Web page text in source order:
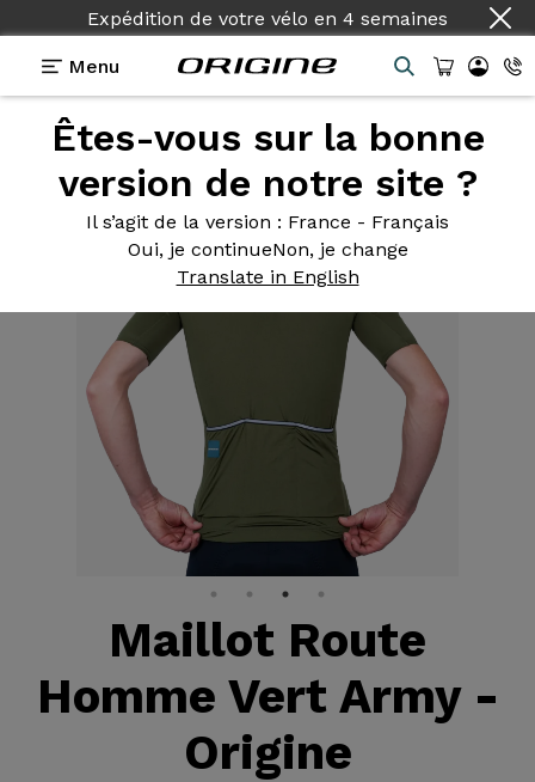
Expédition de votre vélo en 4 semaines
Menu
Êtes-vous sur la bonne
version de notre site ?
Il s’agit de la version : France - Français
Oui, je continueNon, je change
Translate in English
Equipements>Textile>Maillot Route Homme Vert
Maillot Route
Homme Vert Army -
Origine